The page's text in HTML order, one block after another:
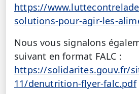
https://
solutions-pour-agir-les-
Nous vous signalons
suivant en format FALC :
https://solidarites.gouv.fr/
11/denutrition-flyer-falc.pdf